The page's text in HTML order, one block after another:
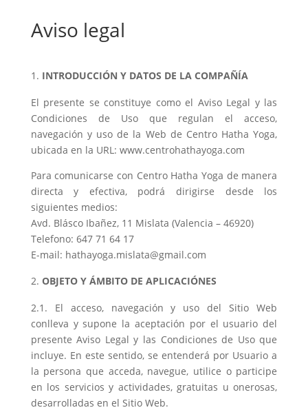
Aviso legal
INTRODUCCIÓN Y DATOS DE LA COMPAÑÍA
El presente se constituye como el Aviso Legal y las
Condiciones de Uso que regulan el acceso,
navegación y uso de la Web de Centro Hatha Yoga,
ubicada en la URL: www.centrohathayoga.com
Para comunicarse con Centro Hatha Yoga de manera
directa y efectiva, podrá dirigirse desde los
siguientes medios:
Avd. Blásco Ibañez, 11 Mislata (Valencia – 46920)
Telefono: 647 71 64 17
E-mail: hathayoga.mislata@gmail.com
OBJETO Y ÁMBITO DE APLICACIÓNES
2.1. El acceso, navegación y uso del Sitio Web
conlleva y supone la aceptación por el usuario del
presente Aviso Legal y las Condiciones de Uso que
incluye. En este sentido, se entenderá por Usuario a
la persona que acceda, navegue, utilice o participe
en los servicios y actividades, gratuitas u onerosas,
desarrolladas en el Sitio Web.